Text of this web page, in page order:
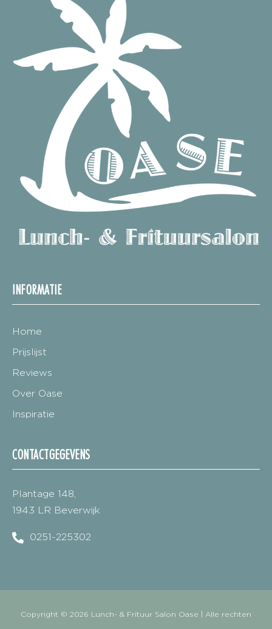
INFORMATIE
Home
Prijslijst
Reviews
Over Oase
Inspiratie
CONTACTGEGEVENS
Plantage 148,
1943 LR Beverwijk
0251-225302
Copyright © 2026 Lunch- & Frituur Salon Oase | Alle rechten